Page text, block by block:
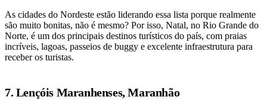
As cidades do Nordeste estão liderando essa lista porque realmente
são muito bonitas, não é mesmo? Por isso, Natal, no Rio Grande do
Norte, é um dos principais destinos turísticos do país, com praias
incríveis, lagoas, passeios de buggy e excelente infraestrutura para
receber os turistas.
7. Lençóis Maranhenses, Maranhão